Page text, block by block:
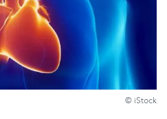
© iStock